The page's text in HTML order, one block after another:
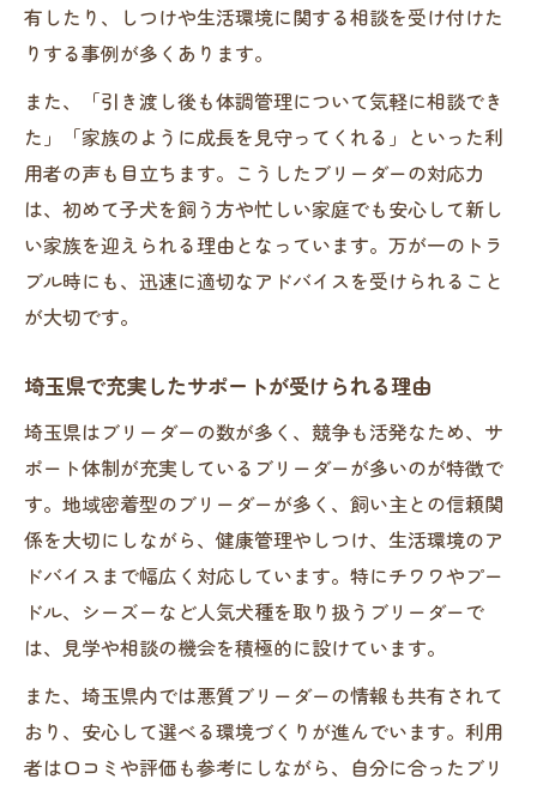
有したり、しつけや生活環境に関する相談を受け付けた
りする事例が多くあります。
また、「引き渡し後も体調管理について気軽に相談でき
た」「家族のように成長を見守ってくれる」といった利
用者の声も目立ちます。こうしたブリーダーの対応力
は、初めて子犬を飼う方や忙しい家庭でも安心して新し
い家族を迎えられる理由となっています。万が一のトラ
ブル時にも、迅速に適切なアドバイスを受けられること
が大切です。
埼玉県で充実したサポートが受けられる理由
埼玉県はブリーダーの数が多く、競争も活発なため、サ
ポート体制が充実しているブリーダーが多いのが特徴で
す。地域密着型のブリーダーが多く、飼い主との信頼関
係を大切にしながら、健康管理やしつけ、生活環境のア
ドバイスまで幅広く対応しています。特にチワワやプー
ドル、シーズーなど人気犬種を取り扱うブリーダーで
は、見学や相談の機会を積極的に設けています。
また、埼玉県内では悪質ブリーダーの情報も共有されて
おり、安心して選べる環境づくりが進んでいます。利用
者は口コミや評価も参考にしながら、自分に合ったブリ